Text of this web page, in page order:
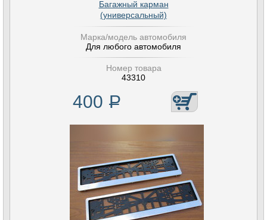
Багажный карман
(универсальный)
Марка/модель автомобиля
Для любого автомобиля
Номер товара
43310
400 Р